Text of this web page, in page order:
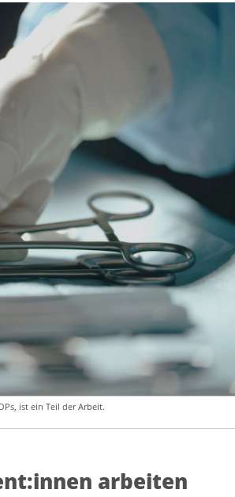
ist ein Teil der Arbeit.
arbeiten